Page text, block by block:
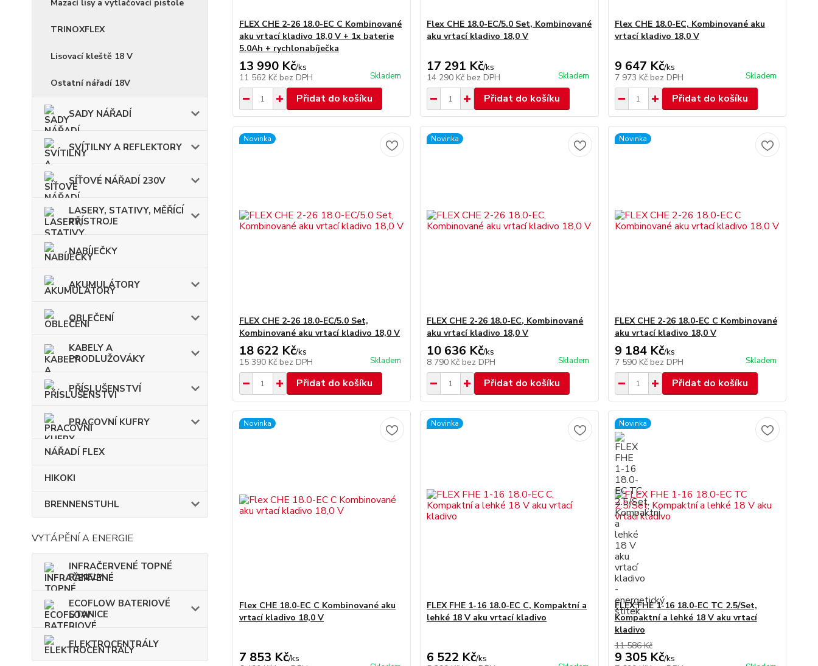
Mazací lisy a vytlačovací pistole
TRINOXFLEX
Lisovací kleště 18 V
Ostatní nářadí 18V
SADY NÁŘADÍ
SVÍTILNY A REFLEKTORY
SÍŤOVÉ NÁŘADÍ 230V
LASERY, STATIVY, MĚŘÍCÍ
PŘÍSTROJE
NABÍJEČKY
AKUMULÁTORY
OBLEČENÍ
KABELY A
PRODLUŽOVÁKY
PŘÍSLUŠENSTVÍ
PRACOVNÍ KUFRY
NÁŘADÍ FLEX
HIKOKI
BRENNENSTUHL
VYTÁPĚNÍ A ENERGIE
INFRAČERVENÉ TOPNÉ
PANELY
ECOFLOW BATERIOVÉ
STANICE
ELEKTROCENTRÁLY
FLEX CHE 2-26 18.0-EC C Kombinované
aku vrtací kladivo 18,0 V + 1x baterie
5.0Ah + rychlonabíječka
13 990 Kč/ks
11 562 Kč bez DPH Skladem
Přidat do košíku
Flex CHE 18.0-EC/5.0 Set, Kombinované
aku vrtací kladivo 18,0 V
17 291 Kč/ks
14 290 Kč bez DPH Skladem
Přidat do košíku
Flex CHE 18.0-EC, Kombinované aku
vrtací kladivo 18,0 V
9 647 Kč/ks
7 973 Kč bez DPH Skladem
Přidat do košíku
Novinka
FLEX CHE 2-26 18.0-EC/5.0 Set,
Kombinované aku vrtací kladivo 18,0 V
18 622 Kč/ks
15 390 Kč bez DPH Skladem
Přidat do košíku
Novinka
FLEX CHE 2-26 18.0-EC, Kombinované
aku vrtací kladivo 18,0 V
10 636 Kč/ks
8 790 Kč bez DPH Skladem
Přidat do košíku
Novinka
FLEX CHE 2-26 18.0-EC C Kombinované
aku vrtací kladivo 18,0 V
9 184 Kč/ks
7 590 Kč bez DPH Skladem
Přidat do košíku
Novinka
Flex CHE 18.0-EC C Kombinované aku
vrtací kladivo 18,0 V
7 853 Kč/ks
Novinka
FLEX FHE 1-16 18.0-EC C, Kompaktní a
lehké 18 V aku vrtací kladivo
6 522 Kč/ks
Novinka
FLEX FHE 1-16 18.0-EC TC 2.5/Set,
Kompaktní a lehké 18 V aku vrtací
kladivo
11 586 Kč
9 305 Kč/ks